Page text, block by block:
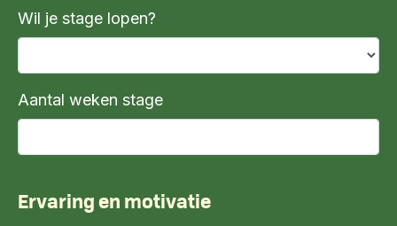
Wil je stage lopen?
Aantal weken stage
Ervaring en motivatie